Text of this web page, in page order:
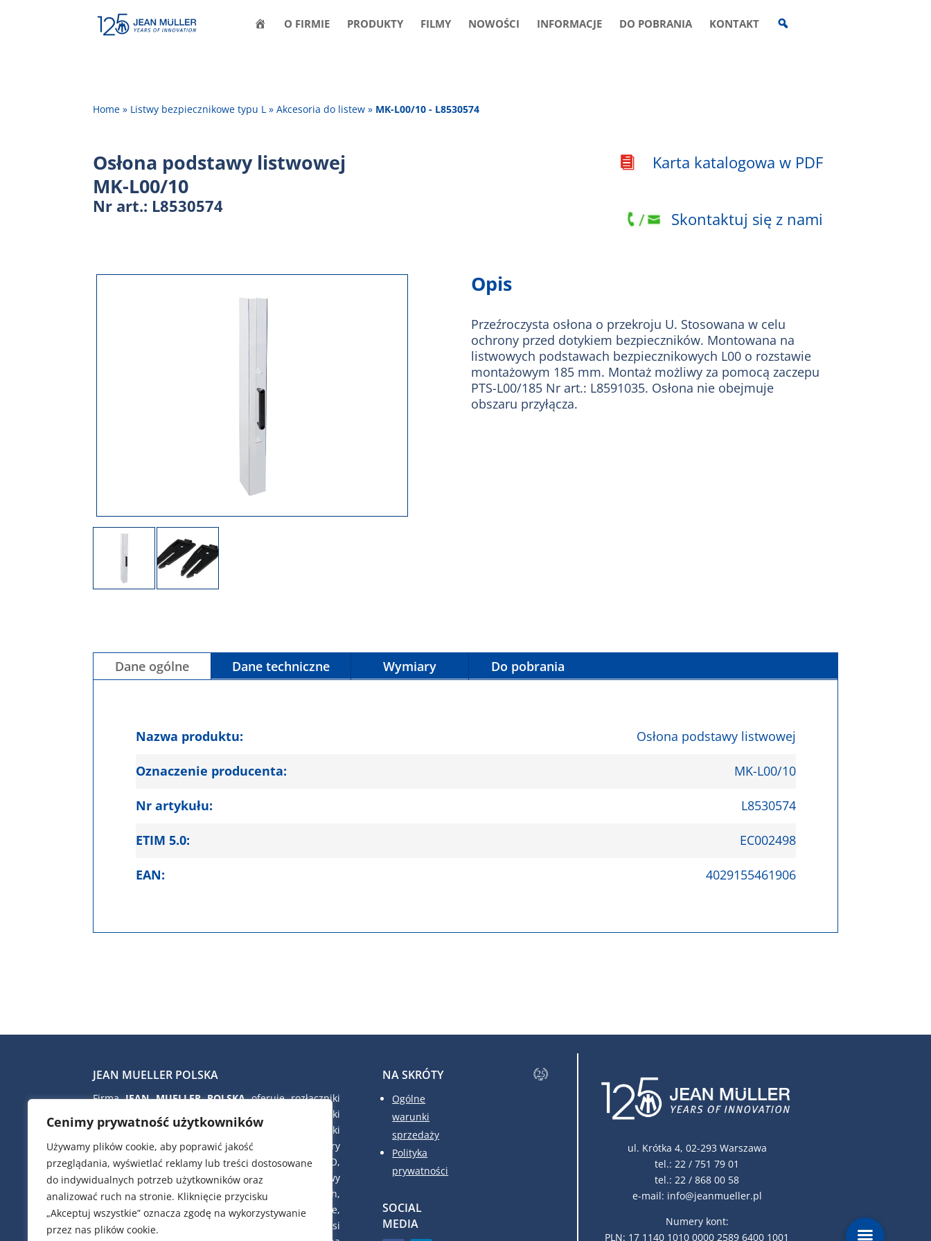
Cenimy prywatność użytkowników
Używamy plików cookie, aby poprawić jakość
przeglądania, wyświetlać reklamy lub treści dostosowane
do indywidualnych potrzeb użytkowników oraz
analizować ruch na stronie. Kliknięcie przycisku
„Akceptuj wszystkie” oznacza zgodę na wykorzystywanie
przez nas plików cookie.
O FIRMIE PRODUKTY FILMY NOWOŚCI INFORMACJE DO POBRANIA KONTAKT
Home » Listwy bezpiecznikowe typu L »Akcesoria do listew » MK-L00/10 - L8530574
Osłona podstawy listwowej
MK-L00/10
Nr art.: L8530574
 Karta katalogowa w PDF
Skontaktuj się z nami
Opis
Przeźroczysta osłona o przekroju U. Stosowana w celu
ochrony przed dotykiem bezpieczników. Montowana na
listwowych podstawach bezpiecznikowych L00 o rozstawie
montażowym 185 mm. Montaż możliwy za pomocą zaczepu
PTS-L00/185 Nr art.: L8591035. Osłona nie obejmuje
obszaru przyłącza.
Dane ogólne Dane techniczne Wymiary Do pobrania
Nazwa produktu: Osłona podstawy listwowej
Oznaczenie producenta: MK-L00/10
Nr artykułu: L8530574
ETIM 5.0: EC002498
EAN: 4029155461906
JEAN MUELLER POLSKA
FirmaJEAN MUELLER POLSKAoferuje rozłączniki
bezpiecznikowe skrzynkowe i listwowe, rozłączniki
izolacyjne, wkładki topikowe nn i SN, ograniczniki
przepięć nn firmy CITEL, kondensatory
kompensacyjne i dławiki filtrujące firmy FRAKO,
zaciski przyłączeniowe i TRAFO, obudowy
poliestrowe do złącz kablowych i pomiarowych,
aparaty modułowe, przekładniki prądowe,
analizatory parametrów sieci elektrycznej, etc. Nasi
NA SKRÓTY
Ogólne
warunki
sprzedaży
Polityka
prywatności
SOCIAL
MEDIA
ul. Krótka 4, 02-293 Warszawa
tel.:22 / 751 79 01
tel.:22 / 868 00 58
e-mail: info@jeanmueller.pl
Numery kont:
PLN: 17 1140 1010 0000 2589 6400 1001